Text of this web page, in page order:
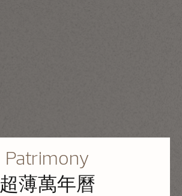
Patrimony
超薄萬年曆